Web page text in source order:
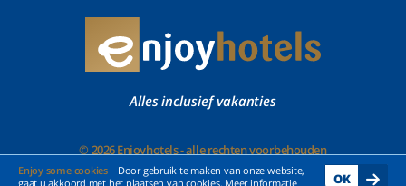
Enjoy some cookies
Door gebruik te maken van onze website,
gaat u akkoord met het plaatsen van cookies. Meer informatie
OK
Alles inclusief vakanties
© 2026 Enjoyhotels - alle rechten voorbehouden